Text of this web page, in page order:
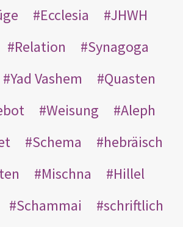
Ecclesia
JHWH
Relation
Synagoga
Yad Vashem
Quasten
Weisung
Aleph
Schema
hebräisch
Mischna
Hillel
Schammai
schriftlich